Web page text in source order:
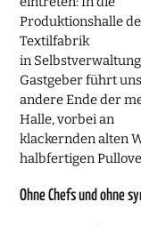
Produktionshalle
Textilfabrik
in
Gastgeber führt
andere Ende der
Halle, vorbei an
klackernden alten
halbfertigen
Ohne Chefs und ohne